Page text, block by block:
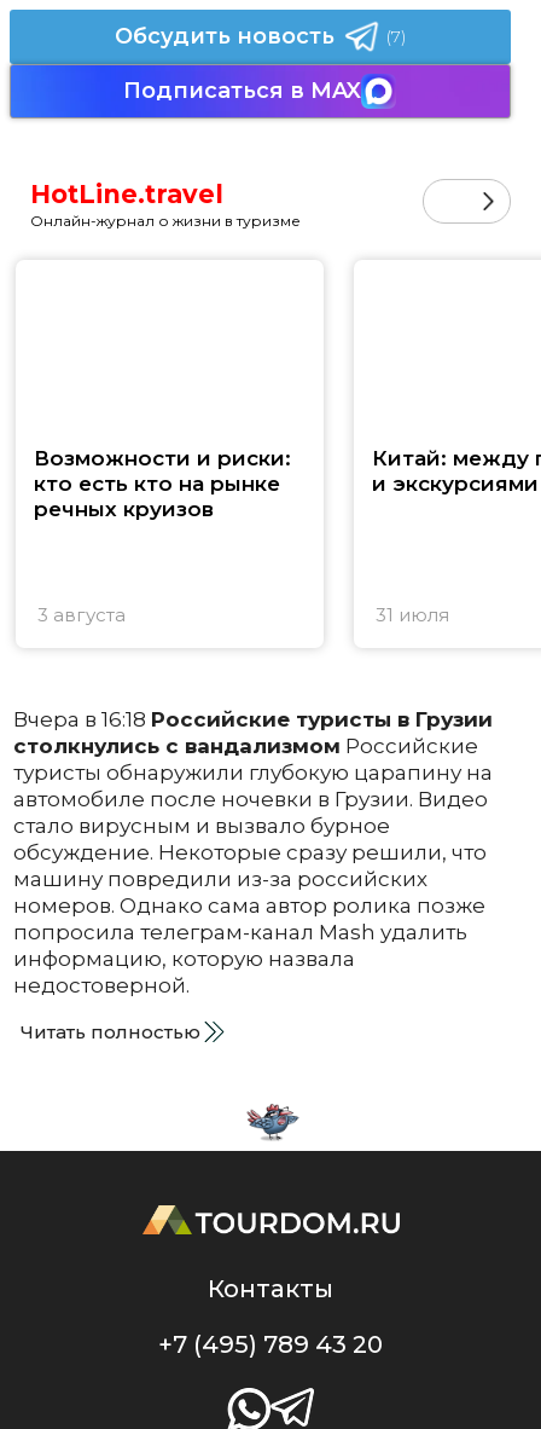
Обсудить новость (7)
Подписаться в MAX
HotLine.travel
Онлайн-журнал о жизни в туризме
Возможности и риски:
кто есть кто на рынке
речных круизов
3 августа
Китай: между
и экскурсиями
31 июля
Вчера в 16:18 Российские туристы в Грузии
столкнулись с вандализмом Российские
туристы обнаружили глубокую царапину на
автомобиле после ночевки в Грузии. Видео
стало вирусным и вызвало бурное
обсуждение. Некоторые сразу решили, что
машину повредили из-за российских
номеров. Однако сама автор ролика позже
попросила телеграм-канал Mash удалить
информацию, которую назвала
недостоверной.
Читать полностью
Контакты
+7 (495) 789 43 20